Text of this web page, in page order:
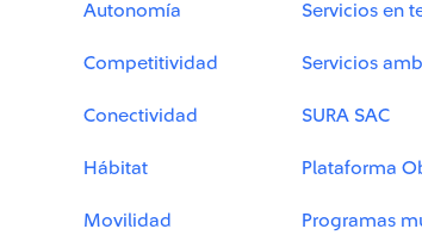
Autonomía
Competitividad
Conectividad
Hábitat
Movilidad
Servicios en
Servicios
SURA SAC
Plataforma
Programas